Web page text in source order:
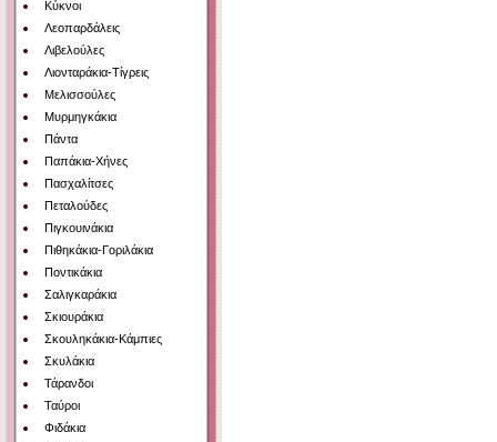
Κύκνοι
Λεοπαρδάλεις
Λιβελούλες
Λιονταράκια-Τίγρεις
Μελισσούλες
Μυρμηγκάκια
Πάντα
Παπάκια-Χήνες
Πασχαλίτσες
Πεταλούδες
Πιγκουινάκια
Πιθηκάκια-Γοριλάκια
Ποντικάκια
Σαλιγκαράκια
Σκιουράκια
Σκουληκάκια-Κάμπιες
Σκυλάκια
Τάρανδοι
Ταύροι
Φιδάκια